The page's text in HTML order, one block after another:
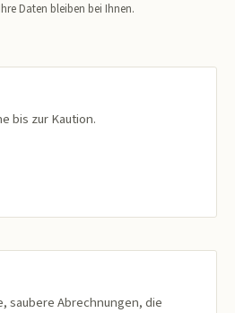
Daten bleiben bei Ihnen.
bis zur Kaution.
saubere Abrechnungen, die